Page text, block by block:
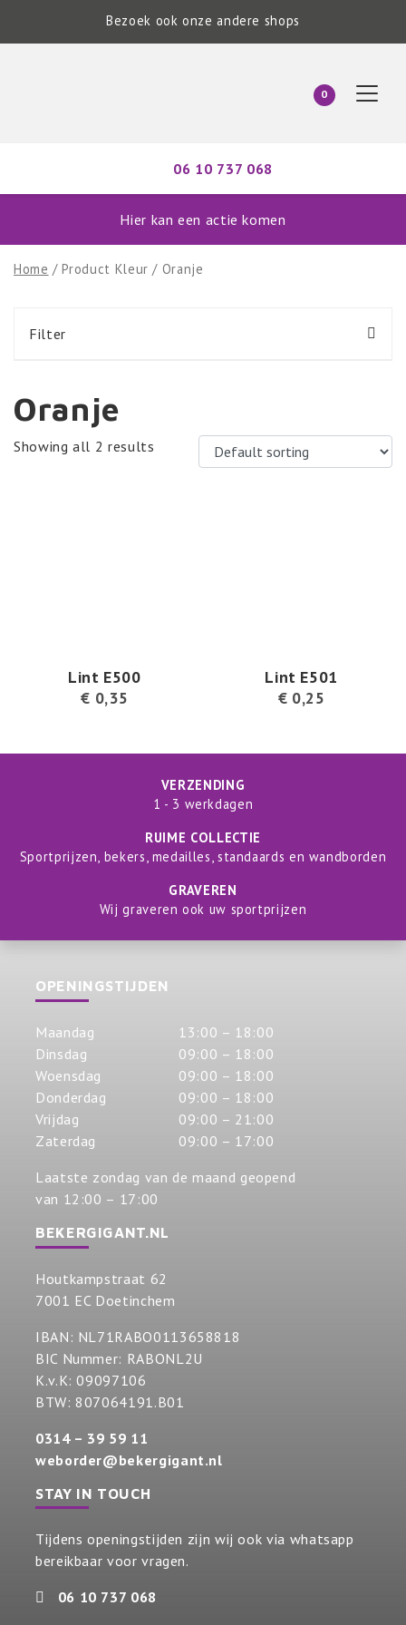
Bezoek ook onze andere shops
0
06 10 737 068
Hier kan een actie komen
Home / Product Kleur / Oranje
Filter
Oranje
Showing all 2 results
Lint E500
€ 0,35
Lint E501
€ 0,25
VERZENDING
1 - 3 werkdagen
RUIME COLLECTIE
Sportprijzen, bekers, medailles, standaards en wandborden
GRAVEREN
Wij graveren ook uw sportprijzen
OPENINGSTIJDEN
Maandag
13:00 – 18:00
Dinsdag
09:00 – 18:00
Woensdag
09:00 – 18:00
Donderdag
09:00 – 18:00
Vrijdag
09:00 – 21:00
Zaterdag
09:00 – 17:00
Laatste zondag van de maand geopend
van 12:00 – 17:00
BEKERGIGANT.NL
Houtkampstraat 62
7001 EC Doetinchem
IBAN: NL71RABO0113658818
BIC Nummer: RABONL2U
K.v.K: 09097106
BTW: 807064191.B01
0314 – 39 59 11
weborder@bekergigant.nl
STAY IN TOUCH
Tijdens openingstijden zijn wij ook via whatsapp
bereikbaar voor vragen.
06 10 737 068